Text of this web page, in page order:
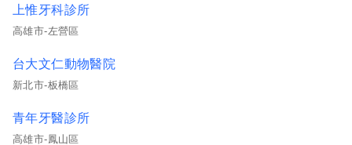
上惟牙科診所
高雄市-左營區
台大文仁動物醫院
新北市-板橋區
青年牙醫診所
高雄市-鳳山區